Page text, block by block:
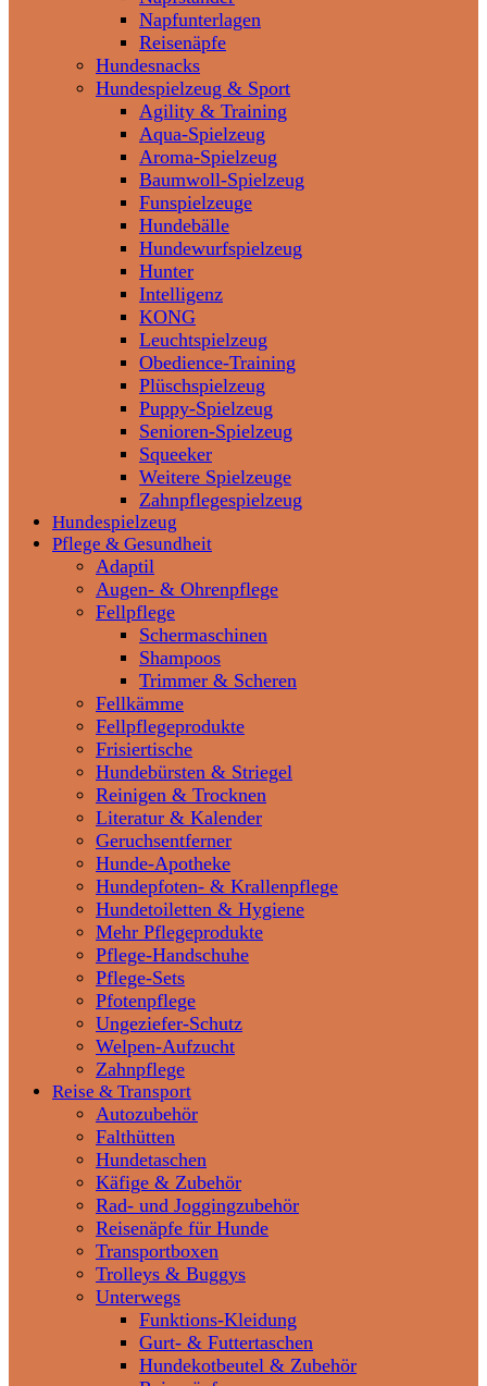
Napfunterlagen
Reisenäpfe
Hundesnacks
Hundespielzeug & Sport
Agility & Training
Aqua-Spielzeug
Aroma-Spielzeug
Baumwoll-Spielzeug
Funspielzeuge
Hundebälle
Hundewurfspielzeug
Hunter
Intelligenz
KONG
Leuchtspielzeug
Obedience-Training
Plüschspielzeug
Puppy-Spielzeug
Senioren-Spielzeug
Squeeker
Weitere Spielzeuge
Zahnpflegespielzeug
Hundespielzeug
Pflege & Gesundheit
Adaptil
Augen- & Ohrenpflege
Fellpflege
Schermaschinen
Shampoos
Trimmer & Scheren
Fellkämme
Fellpflegeprodukte
Frisiertische
Hundebürsten & Striegel
Reinigen & Trocknen
Literatur & Kalender
Geruchsentferner
Hunde-Apotheke
Hundepfoten- & Krallenpflege
Hundetoiletten & Hygiene
Mehr Pflegeprodukte
Pflege-Handschuhe
Pflege-Sets
Pfotenpflege
Ungeziefer-Schutz
Welpen-Aufzucht
Zahnpflege
Reise & Transport
Autozubehör
Falthütten
Hundetaschen
Käfige & Zubehör
Rad- und Joggingzubehör
Reisenäpfe für Hunde
Transportboxen
Trolleys & Buggys
Unterwegs
Funktions-Kleidung
Gurt- & Futtertaschen
Hundekotbeutel & Zubehör